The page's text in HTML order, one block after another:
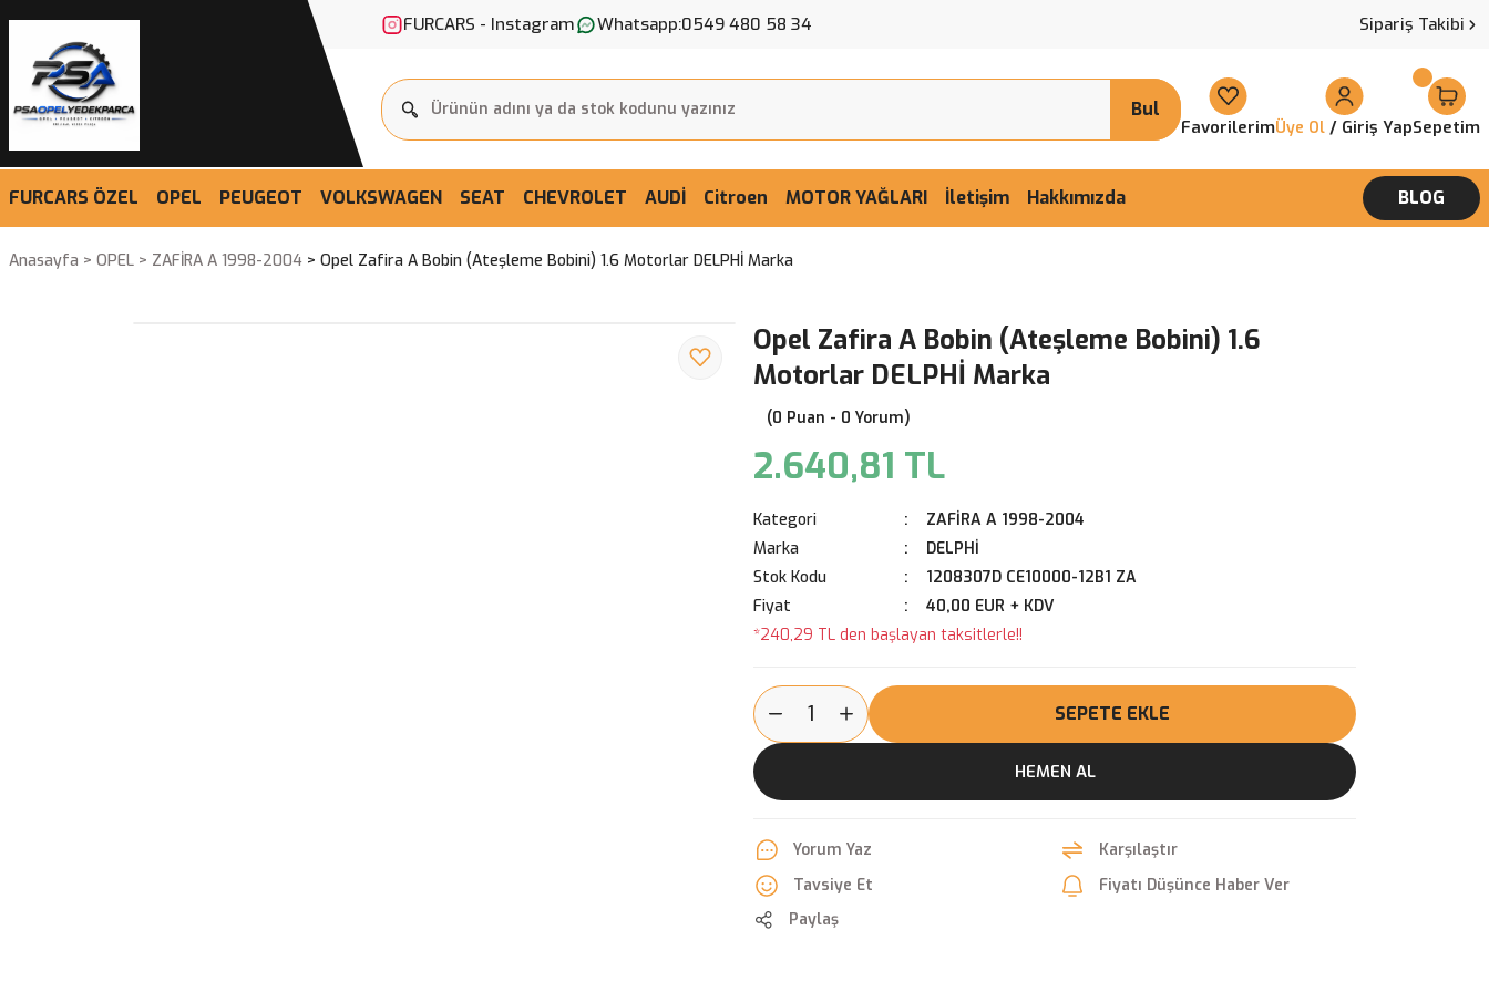
FURCARS - Instagram Whatsapp:0549 480 58 34 Sipariş Takibi
Bul
FavorilerimÜye Ol / Giriş YapSepetim
FURCARS ÖZEL OPEL PEUGEOT VOLKSWAGEN SEAT CHEVROLET AUDİ Citroen MOTOR YAĞLARI İletişim Hakkımızda BLOG
Anasayfa OPEL ZAFİRA A 1998-2004 Opel Zafira A Bobin (Ateşleme Bobini) 1.6 Motorlar DELPHİ Marka
Opel Zafira A Bobin (Ateşleme Bobini) 1.6
Motorlar DELPHİ Marka
(0 Puan - 0 Yorum)
2.640,81 TL
Kategori
ZAFİRA A 1998-2004
Marka
DELPHİ
Stok Kodu
1208307D CE10000-12B1 ZA
Fiyat
40,00 EUR + KDV
*240,29 TL den başlayan taksitlerle!!
SEPETE EKLE
HEMEN AL
Yorum Yaz
Karşılaştır
Tavsiye Et
Fiyatı Düşünce Haber Ver
Paylaş